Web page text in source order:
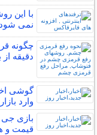
با این
نمی شود
دقیقه از
گوشی
وارد
قیمت و